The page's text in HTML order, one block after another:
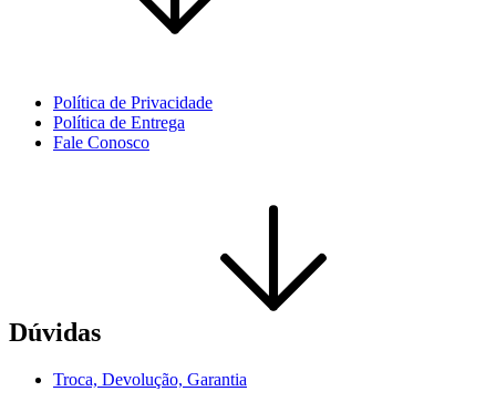
Política de Privacidade
Política de Entrega
Fale Conosco
Dúvidas
Troca, Devolução, Garantia